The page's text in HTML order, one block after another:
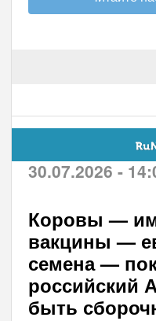
30.07.2026 -
Коровы —
вакцины —
семена —
российский
быть